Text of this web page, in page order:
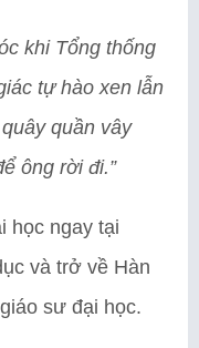
khi Tổng thống
tự hào xen lẫn
quần vây
ông rời đi.”
học ngay tại
và trở về Hàn
sư đại học.